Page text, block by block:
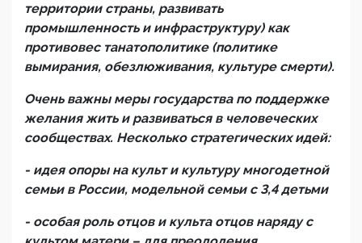
территории страны, развивать
промышленность и инфраструктуру) как
противовес танатополитике (политике
вымирания, обезлюживания, культуре смерти).
Очень важны меры государства по поддержке
желания жить и развиваться в человеческих
сообществах. Несколько стратегических идей:
- идея опоры на культ и культуру многодетной
семьи в России, модельной семьи с 3,4 детьми
- особая роль отцов и культа отцов наряду с